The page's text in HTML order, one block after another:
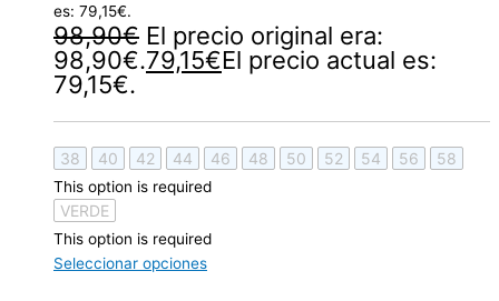
es: 79,15€.
98,90€ El precio original era:
98,90€.79,15€El precio actual es:
79,15€.
38 40 42 44 46 48 50 52 54 56 58
This option is required
VERDE
This option is required
Seleccionar opciones